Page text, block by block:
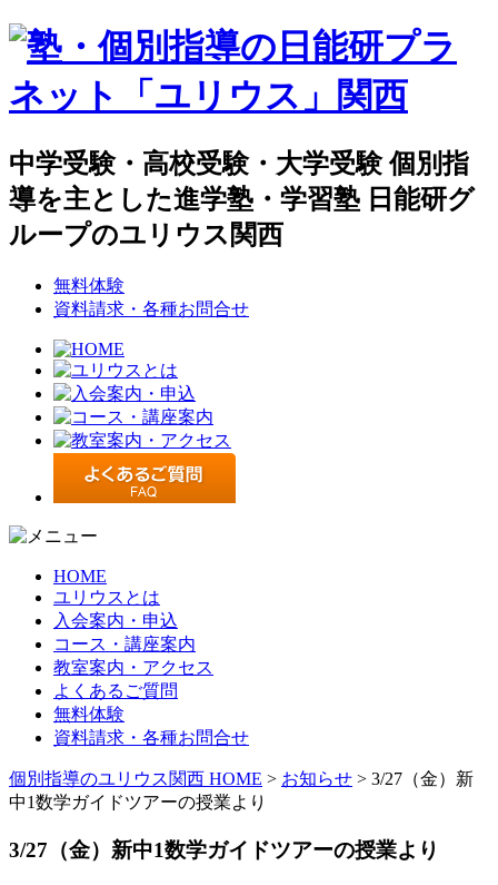
中学受験・高校受験・大学受験 個別指
導を主とした進学塾・学習塾 日能研グ
ループのユリウス関西
無料体験
資料請求・各種お問合せ
HOME
ユリウスとは
入会案内・申込
コース・講座案内
教室案内・アクセス
よくあるご質問
無料体験
資料請求・各種お問合せ
個別指導のユリウス関西 HOME > お知らせ > 3/27（金）新
中1数学ガイドツアーの授業より
3/27（金）新中1数学ガイドツアーの授業より